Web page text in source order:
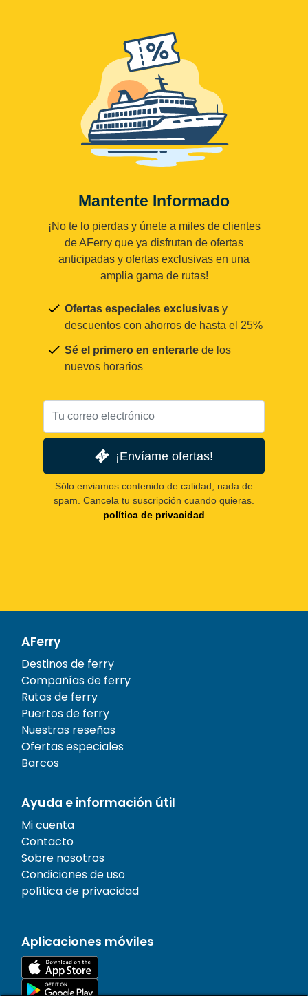
Mantente Informado
¡No te lo pierdas y únete a miles de clientes
de AFerry que ya disfrutan de ofertas
anticipadas y ofertas exclusivas en una
amplia gama de rutas!
Ofertas especiales exclusivas y
descuentos con ahorros de hasta el 25%
Sé el primero en enterarte de los
nuevos horarios
¡Envíame ofertas!
Sólo enviamos contenido de calidad, nada de
spam. Cancela tu suscripción cuando quieras.
política de privacidad
AFerry
Destinos de ferry
Compañías de ferry
Rutas de ferry
Puertos de ferry
Nuestras reseñas
Ofertas especiales
Barcos
Ayuda e información útil
Mi cuenta
Contacto
Sobre nosotros
Condiciones de uso
política de privacidad
Aplicaciones móviles